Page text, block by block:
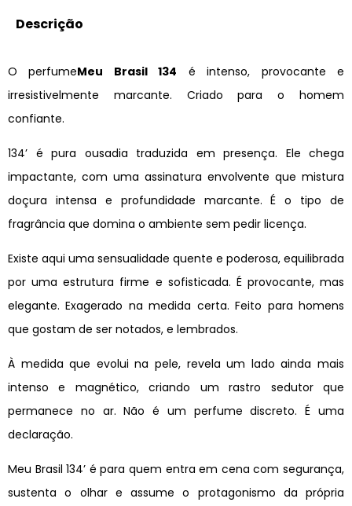
Descrição
O perfumeMeu Brasil 134 é intenso, provocante e
irresistivelmente marcante. Criado para o homem
confiante.
134’ é pura ousadia traduzida em presença. Ele chega
impactante, com uma assinatura envolvente que mistura
doçura intensa e profundidade marcante. É o tipo de
fragrância que domina o ambiente sem pedir licença.
Existe aqui uma sensualidade quente e poderosa, equilibrada
por uma estrutura firme e sofisticada. É provocante, mas
elegante. Exagerado na medida certa. Feito para homens
que gostam de ser notados, e lembrados.
À medida que evolui na pele, revela um lado ainda mais
intenso e magnético, criando um rastro sedutor que
permanece no ar. Não é um perfume discreto. É uma
declaração.
Meu Brasil 134’ é para quem entra em cena com segurança,
sustenta o olhar e assume o protagonismo da própria